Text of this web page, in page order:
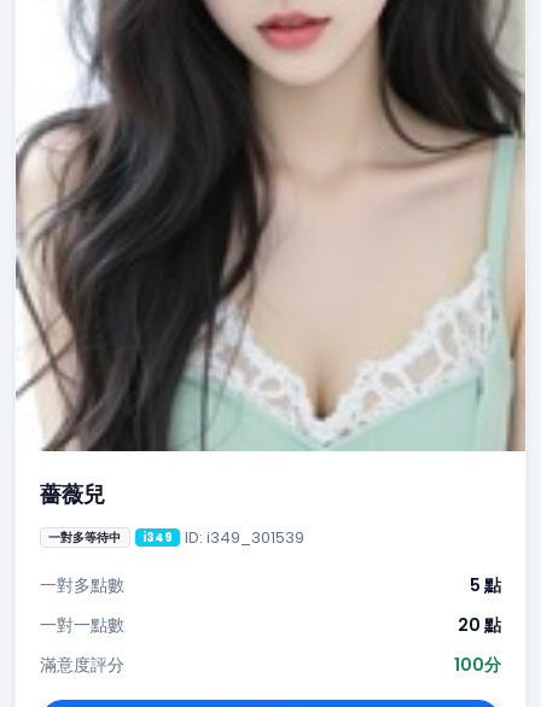
薔薇兒
一對多等待中 i349 ID: i349_301539
一對多點數
5 點
一對一點數
20 點
滿意度評分
100分